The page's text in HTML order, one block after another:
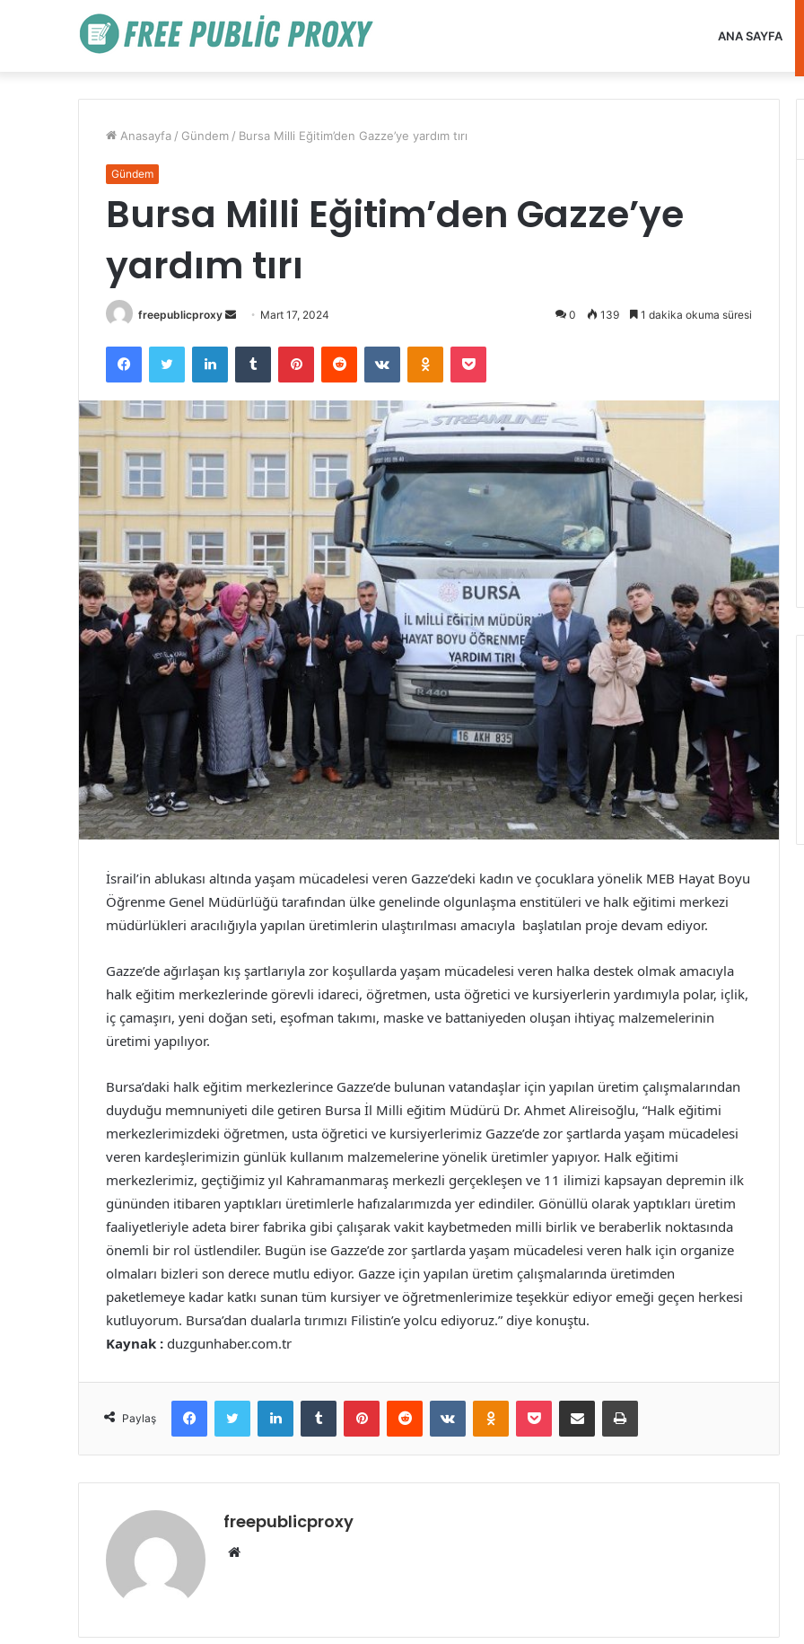
ANA SAYFA
Anasayfa / Gündem / Bursa Milli Eğitim’den Gazze’ye yardım tırı
Gündem
Bursa Milli Eğitim’den Gazze’ye
yardım tırı
freepublicproxy
Bir
posta
göndermek
Mart 17, 2024 0 139 1 dakika okuma süresi
FacebookTwitter LinkedInTumblr PinterestReddit VKontakteOdnoklassniki
Pocket
İsrail’in ablukası altında yaşam mücadelesi veren Gazze’deki kadın ve çocuklara yönelik MEB Hayat Boyu
Öğrenme Genel Müdürlüğü tarafından ülke genelinde olgunlaşma enstitüleri ve halk eğitimi merkezi
müdürlükleri aracılığıyla yapılan üretimlerin ulaştırılması amacıyla başlatılan proje devam ediyor.
Gazze’de ağırlaşan kış şartlarıyla zor koşullarda yaşam mücadelesi veren halka destek olmak amacıyla
halk eğitim merkezlerinde görevli idareci, öğretmen, usta öğretici ve kursiyerlerin yardımıyla polar, içlik,
iç çamaşırı, yeni doğan seti, eşofman takımı, maske ve battaniyeden oluşan ihtiyaç malzemelerinin
üretimi yapılıyor.
Bursa’daki halk eğitim merkezlerince Gazze’de bulunan vatandaşlar için yapılan üretim çalışmalarından
duyduğu memnuniyeti dile getiren Bursa İl Milli eğitim Müdürü Dr. Ahmet Alireisoğlu, “Halk eğitimi
merkezlerimizdeki öğretmen, usta öğretici ve kursiyerlerimiz Gazze’de zor şartlarda yaşam mücadelesi
veren kardeşlerimizin günlük kullanım malzemelerine yönelik üretimler yapıyor. Halk eğitimi
merkezlerimiz, geçtiğimiz yıl Kahramanmaraş merkezli gerçekleşen ve 11 ilimizi kapsayan depremin ilk
gününden itibaren yaptıkları üretimlerle hafızalarımızda yer edindiler. Gönüllü olarak yaptıkları üretim
faaliyetleriyle adeta birer fabrika gibi çalışarak vakit kaybetmeden milli birlik ve beraberlik noktasında
önemli bir rol üstlendiler. Bugün ise Gazze’de zor şartlarda yaşam mücadelesi veren halk için organize
olmaları bizleri son derece mutlu ediyor. Gazze için yapılan üretim çalışmalarında üretimden
paketlemeye kadar katkı sunan tüm kursiyer ve öğretmenlerimize teşekkür ediyor emeği geçen herkesi
kutluyorum. Bursa’dan dualarla tırımızı Filistin’e yolcu ediyoruz.” diye konuştu.
Kaynak : duzgunhaber.com.tr
Paylaş
FacebookTwitter LinkedInTumblr PinterestReddit VKontakteOdnoklassniki
Pocket E-Posta ile paylaş Yazdır
freepublicproxy
Web